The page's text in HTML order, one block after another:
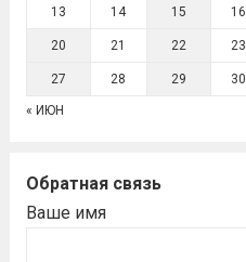
13 14 15 16
20 21 22 23
27 28 29 30
« ИЮН
Обратная связь
Ваше имя